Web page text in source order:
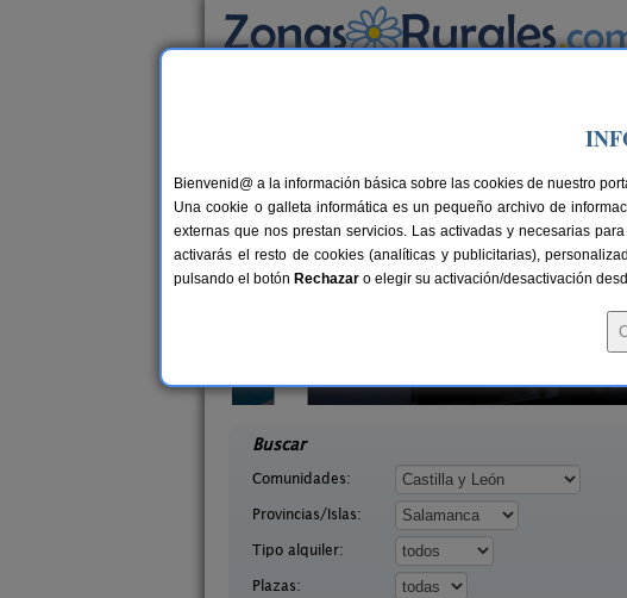
Casas Rurales cerca de
Buscar
Comunidades:
Provincias/Islas:
Tipo alquiler:
Plazas:
Bienvenid@ a la información básica sobre las cookies de nuestro
Una cookie o galleta informática es un pequeño archivo de
externas que nos prestan servicios. Las activadas y necesarias
activarás el resto de cookies (analíticas y publicitarias),
pulsando el botón Rechazar o elegir su activación/desactivación